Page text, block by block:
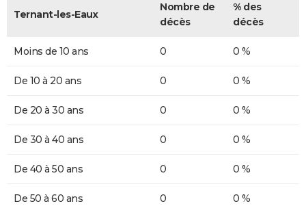
Ternant-les-Eaux
Nombre de
décès
% des
décès
Moins de 10 ans 0 0 %
De 10 à 20 ans 0 0 %
De 20 à 30 ans 0 0 %
De 30 à 40 ans 0 0 %
De 40 à 50 ans 0 0 %
De 50 à 60 ans 0 0 %